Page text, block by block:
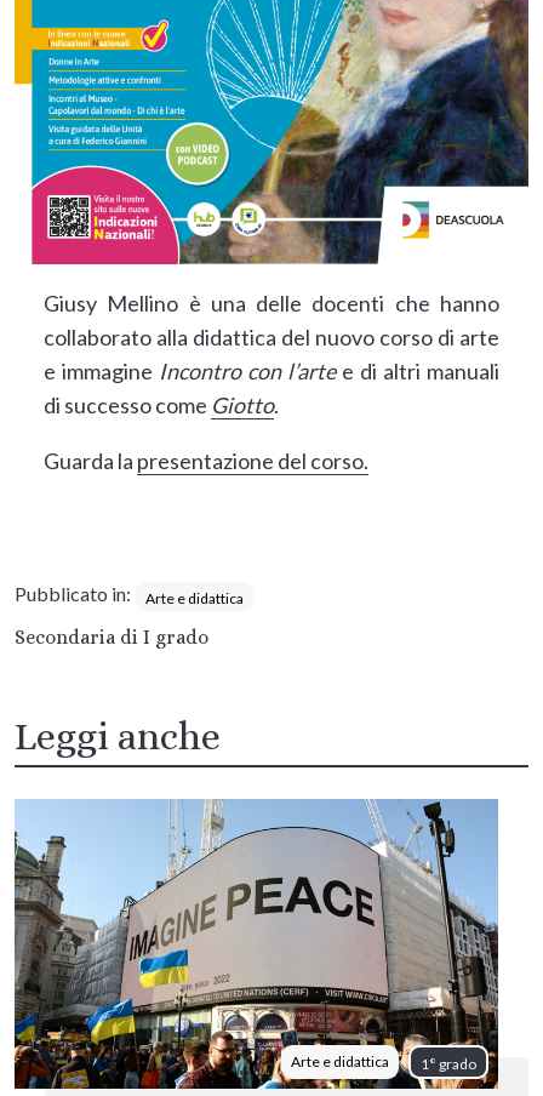
Giusy Mellino è una delle docenti che hanno
collaborato alla didattica del nuovo corso di arte
e immagine Incontro con l’artee di altri manuali
di successo come Giotto.
Guarda la presentazione del corso.
Pubblicato in: Arte e didattica
Secondaria di I grado
Leggi anche
Arte e didattica 1° grado